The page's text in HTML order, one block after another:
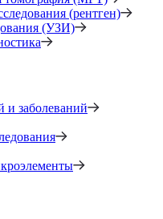
(рентген)
(УЗИ)
и заболеваний